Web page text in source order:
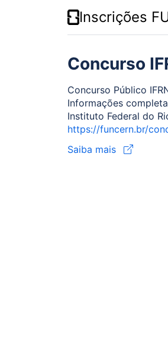
Inscrições
Concurso
Concurso Público
Informações
Instituto Federal do
https://funcern.br/
Saiba mais